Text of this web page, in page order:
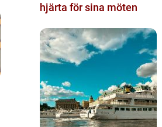
hjärta för sina möten